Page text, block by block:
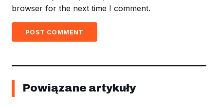
browser for the next time I comment.
POST COMMENT
Powiązane artykuły